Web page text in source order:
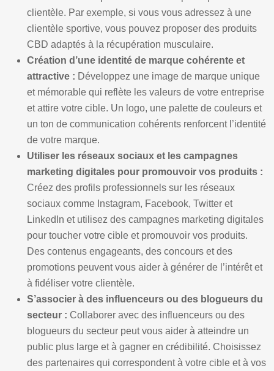
clientèle. Par exemple, si vous vous adressez à une
clientèle sportive, vous pouvez proposer des produits
CBD adaptés à la récupération musculaire.
Création d’une identité de marque cohérente et
attractive : Développez une image de marque unique
et mémorable qui reflète les valeurs de votre entreprise
et attire votre cible. Un logo, une palette de couleurs et
un ton de communication cohérents renforcent l’identité
de votre marque.
Utiliser les réseaux sociaux et les campagnes
marketing digitales pour promouvoir vos produits :
Créez des profils professionnels sur les réseaux
sociaux comme Instagram, Facebook, Twitter et
LinkedIn et utilisez des campagnes marketing digitales
pour toucher votre cible et promouvoir vos produits.
Des contenus engageants, des concours et des
promotions peuvent vous aider à générer de l’intérêt et
à fidéliser votre clientèle.
S’associer à des influenceurs ou des blogueurs du
secteur : Collaborer avec des influenceurs ou des
blogueurs du secteur peut vous aider à atteindre un
public plus large et à gagner en crédibilité. Choisissez
des partenaires qui correspondent à votre cible et à vos